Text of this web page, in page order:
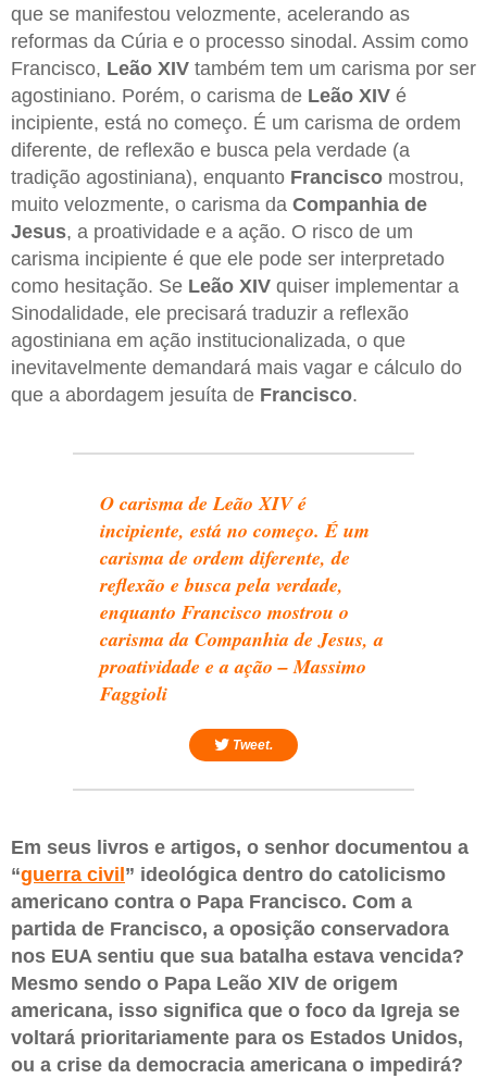
que se manifestou velozmente, acelerando as
reformas da Cúria e o processo sinodal. Assim como
Francisco, Leão XIV também tem um carisma por ser
agostiniano. Porém, o carisma de Leão XIV é
incipiente, está no começo. É um carisma de ordem
diferente, de reflexão e busca pela verdade (a
tradição agostiniana), enquanto Francisco mostrou,
muito velozmente, o carisma da Companhia de
Jesus, a proatividade e a ação. O risco de um
carisma incipiente é que ele pode ser interpretado
como hesitação. Se Leão XIV quiser implementar a
Sinodalidade, ele precisará traduzir a reflexão
agostiniana em ação institucionalizada, o que
inevitavelmente demandará mais vagar e cálculo do
que a abordagem jesuíta de Francisco.
O carisma de Leão XIV é
incipiente, está no começo. É um
carisma de ordem diferente, de
reflexão e busca pela verdade,
enquanto Francisco mostrou o
carisma da Companhia de Jesus, a
proatividade e a ação – Massimo
Faggioli
Tweet.
Em seus livros e artigos, o senhor documentou a
“guerra civil” ideológica dentro do catolicismo
americano contra o Papa Francisco. Com a
partida de Francisco, a oposição conservadora
nos EUA sentiu que sua batalha estava vencida?
Mesmo sendo o Papa Leão XIV de origem
americana, isso significa que o foco da Igreja se
voltará prioritariamente para os Estados Unidos,
ou a crise da democracia americana o impedirá?